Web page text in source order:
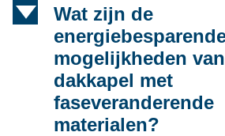
d
Wat zijn de
mogelijkheden
dakkapel met
faseveranderende
materialen?